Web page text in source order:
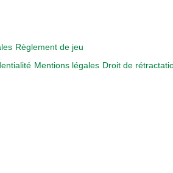
Règlement de jeu
Mentions légales Droit de